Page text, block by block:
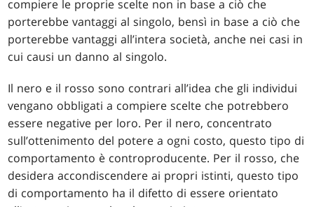
compiere le proprie scelte non in base a ciò che
porterebbe vantaggi al singolo, bensì in base a ciò che
porterebbe vantaggi all’intera società, anche nei casi in
cui causi un danno al singolo.
Il nero e il rosso sono contrari all’idea che gli individui
vengano obbligati a compiere scelte che potrebbero
essere negative per loro. Per il nero, concentrato
sull’ottenimento del potere a ogni costo, questo tipo di
comportamento è controproducente. Per il rosso, che
desidera accondiscendere ai propri istinti, questo tipo
di comportamento ha il difetto di essere orientato